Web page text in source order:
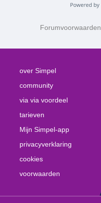
Forumvoorwaarden
over Simpel
community
via via voordeel
tarieven
Mijn Simpel-app
privacyverklaring
cookies
voorwaarden